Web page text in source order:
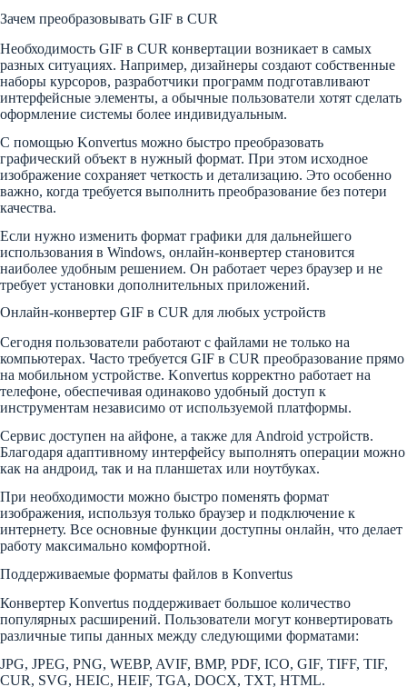
Зачем преобразовывать GIF в CUR
Необходимость GIF в CUR конвертации возникает в самых
разных ситуациях. Например, дизайнеры создают собственные
наборы курсоров, разработчики программ подготавливают
интерфейсные элементы, а обычные пользователи хотят сделать
оформление системы более индивидуальным.
С помощью Konvertus можно быстро преобразовать
графический объект в нужный формат. При этом исходное
изображение сохраняет четкость и детализацию. Это особенно
важно, когда требуется выполнить преобразование без потери
качества.
Если нужно изменить формат графики для дальнейшего
использования в Windows, онлайн-конвертер становится
наиболее удобным решением. Он работает через браузер и не
требует установки дополнительных приложений.
Онлайн-конвертер GIF в CUR для любых устройств
Сегодня пользователи работают с файлами не только на
компьютерах. Часто требуется GIF в CUR преобразование прямо
на мобильном устройстве. Konvertus корректно работает на
телефоне, обеспечивая одинаково удобный доступ к
инструментам независимо от используемой платформы.
Сервис доступен на айфоне, а также для Android устройств.
Благодаря адаптивному интерфейсу выполнять операции можно
как на андроид, так и на планшетах или ноутбуках.
При необходимости можно быстро поменять формат
изображения, используя только браузер и подключение к
интернету. Все основные функции доступны онлайн, что делает
работу максимально комфортной.
Поддерживаемые форматы файлов в Konvertus
Конвертер Konvertus поддерживает большое количество
популярных расширений. Пользователи могут конвертировать
различные типы данных между следующими форматами:
JPG, JPEG, PNG, WEBP, AVIF, BMP, PDF, ICO, GIF, TIFF, TIF,
CUR, SVG, HEIC, HEIF, TGA, DOCX, TXT, HTML.